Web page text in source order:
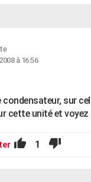
à 16:56
condensateur, sur
cette unité et voyez
1